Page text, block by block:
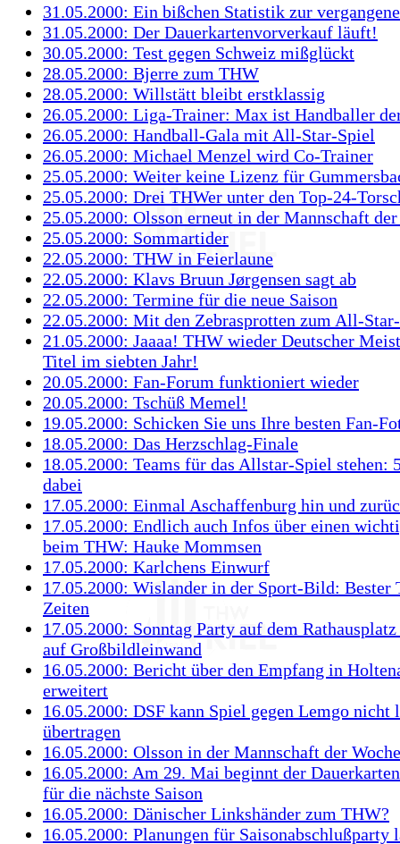
31.05.2000: Ein bißchen Statistik zur
31.05.2000: Der Dauerkartenvorverkauf läuft!
30.05.2000: Test gegen Schweiz mißglückt
28.05.2000: Bjerre zum THW
28.05.2000: Willstätt bleibt erstklassig
26.05.2000: Liga-Trainer: Max ist Handballer
26.05.2000: Handball-Gala mit All-Star-Spiel
26.05.2000: Michael Menzel wird Co-Trainer
25.05.2000: Weiter keine Lizenz für
25.05.2000: Drei THWer unter den Top-24-
25.05.2000: Olsson erneut in der Mannschaft
25.05.2000: Sommartider
22.05.2000: THW in Feierlaune
22.05.2000: Klavs Bruun Jørgensen sagt ab
22.05.2000: Termine für die neue Saison
22.05.2000: Mit den Zebrasprotten zum All-
21.05.2000: Jaaaa! THW wieder Deutscher
Titel im siebten Jahr!
20.05.2000: Fan-Forum funktioniert wieder
20.05.2000: Tschüß Memel!
19.05.2000: Schicken Sie uns Ihre besten Fan-
18.05.2000: Das Herzschlag-Finale
18.05.2000: Teams für das Allstar-Spiel stehen:
dabei
17.05.2000: Einmal Aschaffenburg hin und
17.05.2000: Endlich auch Infos über einen
beim THW: Hauke Mommsen
17.05.2000: Karlchens Einwurf
17.05.2000: Wislander in der Sport-Bild: Bester
Zeiten
17.05.2000: Sonntag Party auf dem
auf Großbildleinwand
16.05.2000: Bericht über den Empfang in
erweitert
16.05.2000: DSF kann Spiel gegen Lemgo nicht
übertragen
16.05.2000: Olsson in der Mannschaft der Woche
16.05.2000: Am 29. Mai beginnt der
für die nächste Saison
16.05.2000: Dänischer Linkshänder zum THW?
16.05.2000: Planungen für Saisonabschlußparty